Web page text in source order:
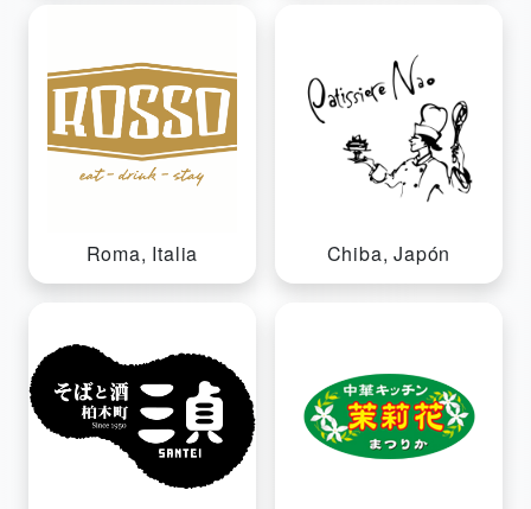
Roma, Italia Chiba, Japón